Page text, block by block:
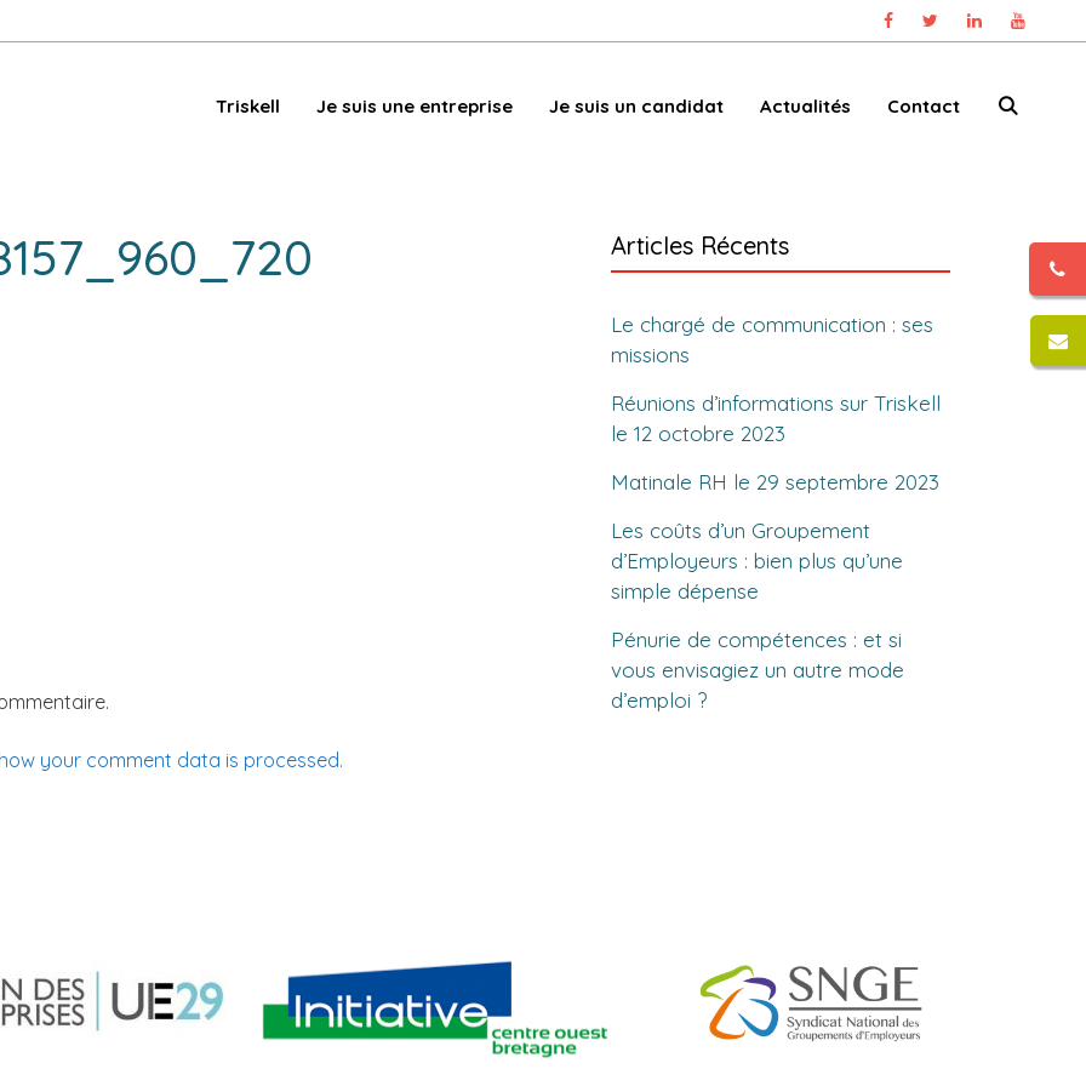
Triskell Je suis une entreprise Je suis un candidat Actualités Contact
your comment data is processed.
Articles Récents
Le chargé de communication : ses
missions
Réunions d’informations sur Triskell
le 12 octobre 2023
Matinale RH le 29 septembre 2023
Les coûts d’un Groupement
d’Employeurs : bien plus qu’une
simple dépense
Pénurie de compétences : et si
vous envisagiez un autre mode
d’emploi ?